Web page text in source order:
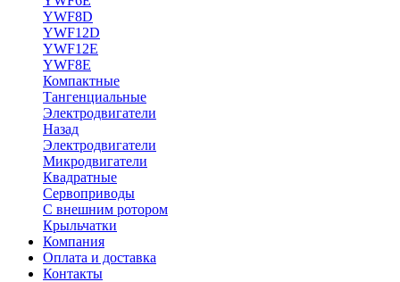
YWF8D
YWF12D
YWF12E
YWF8E
Компактные
Тангенциальные
Электродвигатели
Назад
Электродвигатели
Микродвигатели
Квадратные
Сервоприводы
С внешним ротором
Крыльчатки
Компания
Оплата и доставка
Контакты